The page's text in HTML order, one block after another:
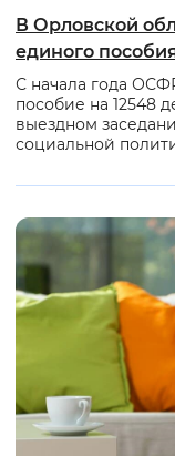
В Орловской
единого
С начала года
пособие на 12548
выездном
социальной